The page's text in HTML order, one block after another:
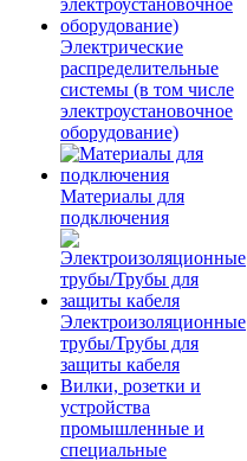
Электрические
распределительные
системы (в том числе
электроустановочное
оборудование)
Материалы для
подключения
Электроизоляционные
трубы/Трубы для
защиты кабеля
Вилки, розетки и
устройства
промышленные и
специальные